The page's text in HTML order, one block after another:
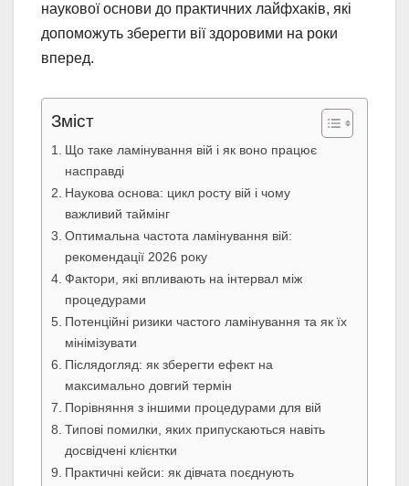
наукової основи до практичних лайфхаків, які
допоможуть зберегти вії здоровими на роки
вперед.
Зміст
Що таке ламінування вій і як воно працює
насправді
Наукова основа: цикл росту вій і чому
важливий таймінг
Оптимальна частота ламінування вій:
рекомендації 2026 року
Фактори, які впливають на інтервал між
процедурами
Потенційні ризики частого ламінування та як їх
мінімізувати
Післядогляд: як зберегти ефект на
максимально довгий термін
Порівняння з іншими процедурами для вій
Типові помилки, яких припускаються навіть
досвідчені клієнтки
Практичні кейси: як дівчата поєднують